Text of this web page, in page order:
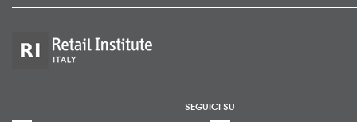
SEGUICI SU